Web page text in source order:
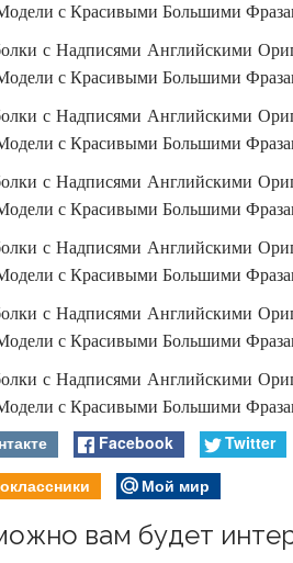
Facebook
Twitter
Мой мир
вам будет